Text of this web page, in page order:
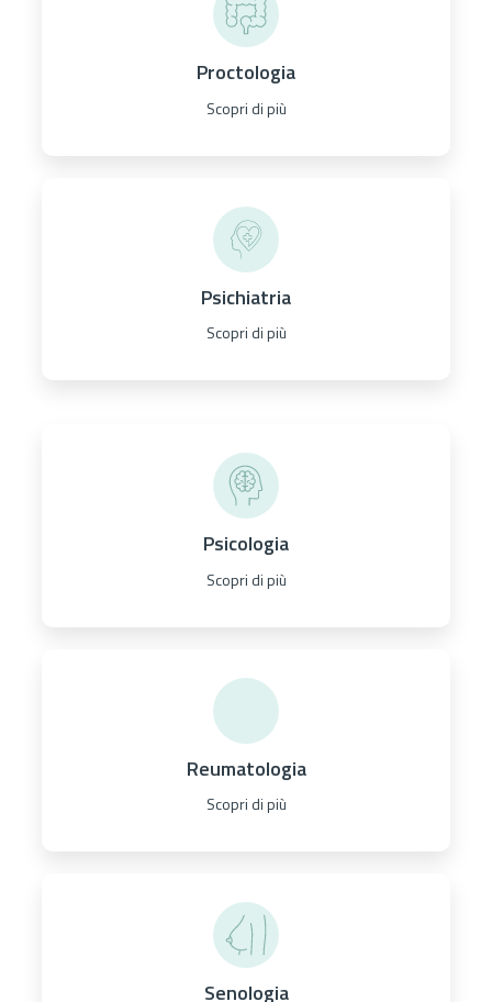
Proctologia
Scopri di più
Psichiatria
Scopri di più
Psicologia
Scopri di più
Reumatologia
Scopri di più
Senologia